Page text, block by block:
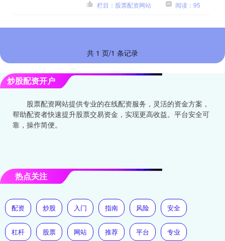
栏目：股票配资网站 阅读：95
共 1 页/1 条记录
炒股配资开户
股票配资网站提供专业的在线配资服务，灵活的资金方案，
帮助配资者快速提升股票交易资金，实现更高收益。平台安全可
靠，操作简便。
热点关注
配资 炒股 入门 指南 风险 安全
杠杆 股票 网站 推荐 平台 专业